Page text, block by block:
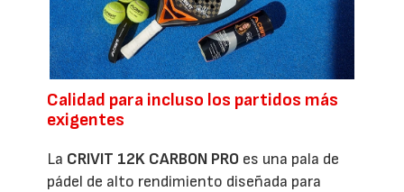
Calidad para incluso los partidos más
exigentes
La CRIVIT 12K CARBON PRO es una pala de
pádel de alto rendimiento diseñada para